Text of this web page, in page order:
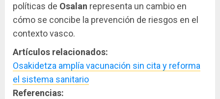
políticas de Osalan representa un cambio en
cómo se concibe la prevención de riesgos en el
contexto vasco.
Artículos relacionados:
Osakidetza amplía vacunación sin cita y reforma
el sistema sanitario
Referencias: